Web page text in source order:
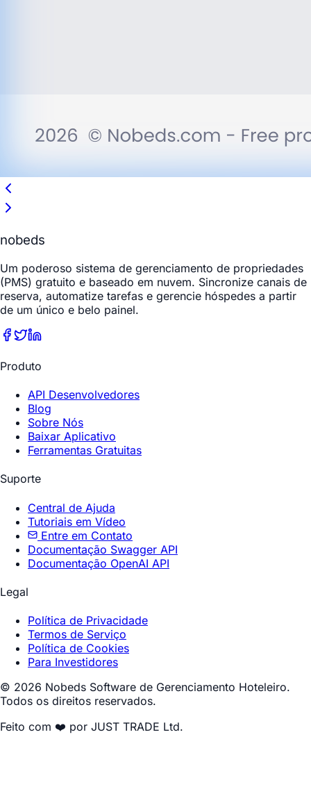
nobeds
Um poderoso sistema de gerenciamento de propriedades
(PMS) gratuito e baseado em nuvem. Sincronize canais de
reserva, automatize tarefas e gerencie hóspedes a partir
de um único e belo painel.
Produto
API Desenvolvedores
Blog
Sobre Nós
Baixar Aplicativo
Ferramentas Gratuitas
Suporte
Central de Ajuda
Tutoriais em Vídeo
Entre em Contato
Documentação Swagger API
Documentação OpenAI API
Legal
Política de Privacidade
Termos de Serviço
Política de Cookies
Para Investidores
© 2026 Nobeds Software de Gerenciamento Hoteleiro.
Todos os direitos reservados.
Feito com ❤️ por JUST TRADE Ltd.